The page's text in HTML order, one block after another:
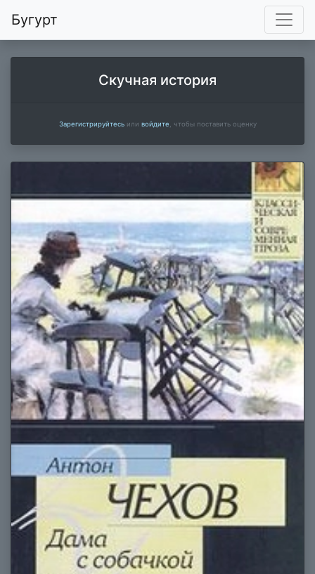
Бугурт
Скучная история
Зарегистрируйтесьили войдите , чтобы поставить оценку